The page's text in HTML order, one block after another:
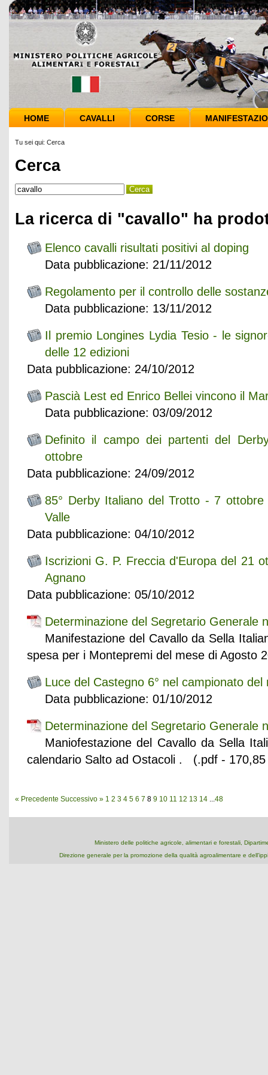
HOME CAVALLI CORSE
Tu sei qui: Cerca
Cerca
La ricerca di "cavallo" ha
Elenco cavalli risultati positivi al doping
Data pubblicazione: 21/11/2012
Regolamento per il controllo delle
Data pubblicazione: 13/11/2012
Il premio Longines Lydia Tesio - le
delle 12 edizioni
Data pubblicazione: 24/10/2012
Pascià Lest ed Enrico Bellei vincono il
Data pubblicazione: 03/09/2012
Definito il campo dei partenti del
ottobre
Data pubblicazione: 24/09/2012
85° Derby Italiano del Trotto - 7
Valle
Data pubblicazione: 04/10/2012
Iscrizioni G. P. Freccia d'Europa del 21
Agnano
Data pubblicazione: 05/10/2012
Determinazione del Segretario Generale
Manifestazione del Cavallo da Sella
spesa per i Montepremi del mese di Agosto
Luce del Castegno 6° nel campionato del
Data pubblicazione: 01/10/2012
Determinazione del Segretario Generale
Maniofestazione del Cavallo da Sella
calendario Salto ad Ostacoli . (.pdf - 170,85
« Precedente Successivo » 1 2 3 4 5 6 7 8 9 10 11 12 13 14 ...48
Ministero delle politiche agricole, alimentari e forestali,
Direzione generale per la promozione della qualità agroalimentare e